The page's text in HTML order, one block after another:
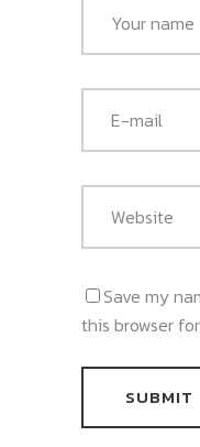
Save my
this browser